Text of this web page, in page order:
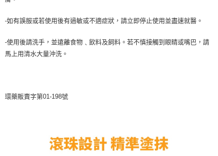
-如有誤服或若使用後有過敏或不適症狀，請立即停止使用並盡速就醫。
-使用後請洗手，並遠離食物﹑飲料及飼料。若不慎接觸到眼睛或嘴巴，請
馬上用清水大量沖洗。
環藥販賣字第01-198號